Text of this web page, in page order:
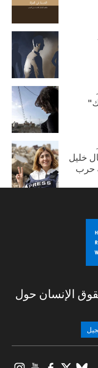
خليل
حرب
الإنسان حول